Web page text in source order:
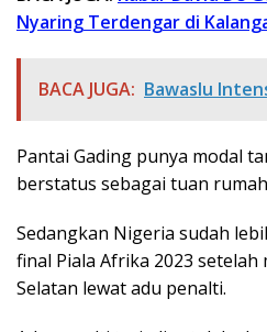
Nyaring Terdengar di
BACA JUGA: Bawaslu
Pantai Gading punya modal
berstatus sebagai tuan
Sedangkan Nigeria sudah
final Piala Afrika 2023
Selatan lewat adu penalti.